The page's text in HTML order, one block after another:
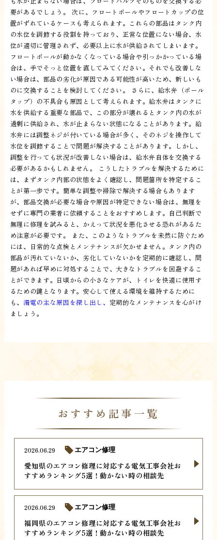
要があるでしょう。 次に、フロートボールやフロートカップの位
置がずれているケースも考えられます。これらの部品はタンク内
の水位を調節する役割を持っており、正常な位置にない場合、水
位が適切に管理されず、必要以上に水が供給されてしまいます。
フロートボールが動かなくなっている場合や引っかかっている場
合は、手でそっと位置を直してみてください。それでも改善しな
い場合は、部品の劣化が原因である可能性が高いため、新しいも
のに交換することを検討してください。 さらに、給水弁（ボール
タップ）の不具合も原因として考えられます。給水弁はタンクに
水を供給する重要な部品で、この部分が壊れるとタンク内の水が
過剰に供給され、水が止まらない状態になることがあります。給
水弁には調整ネジが付いている場合が多く、そのネジを操作して
水位を調節することで問題が解決することがあります。しかし、
調整を行っても状況が改善しない場合は、給水弁自体を交換する
必要があるかもしれません。 こうしたトラブルを解決するために
は、まずタンク内部の状態をよく確認し、問題箇所を特定するこ
とが第一歩です。簡単な調整や掃除で解決する場合もあります
が、部品交換が必要な場合や原因が特定できない場合は、無理を
せずに専門の業者に依頼することをおすすめします。自己判断で
無理に修理を試みると、かえって状況を悪化させる恐れがあるた
め注意が必要です。 また、このようなトラブルを未然に防ぐため
には、日常的な点検とメンテナンスが欠かせません。タンク内の
部品が汚れていないか、劣化していないかを定期的に確認し、問
題があれば早めに対処することで、大きなトラブルを回避するこ
とができます。日頃からの小さなケアが、トイレを快適に使用す
るための鍵となります。安心して使える環境を維持するために
も、 漏電の主な原因を探し出し、 定期的なメンテナンスを心がけ
ましょう。
おすすめ記事一覧
愛知県のエアコン修理に対応する電気工事会社お
すすめランキング5選！動かない時の相談先
2026.06.29 エアコン修理
福岡県のエアコン修理に対応する電気工事会社お
すすめランキング5選！動かない時の相談先
2026.06.29 エアコン修理